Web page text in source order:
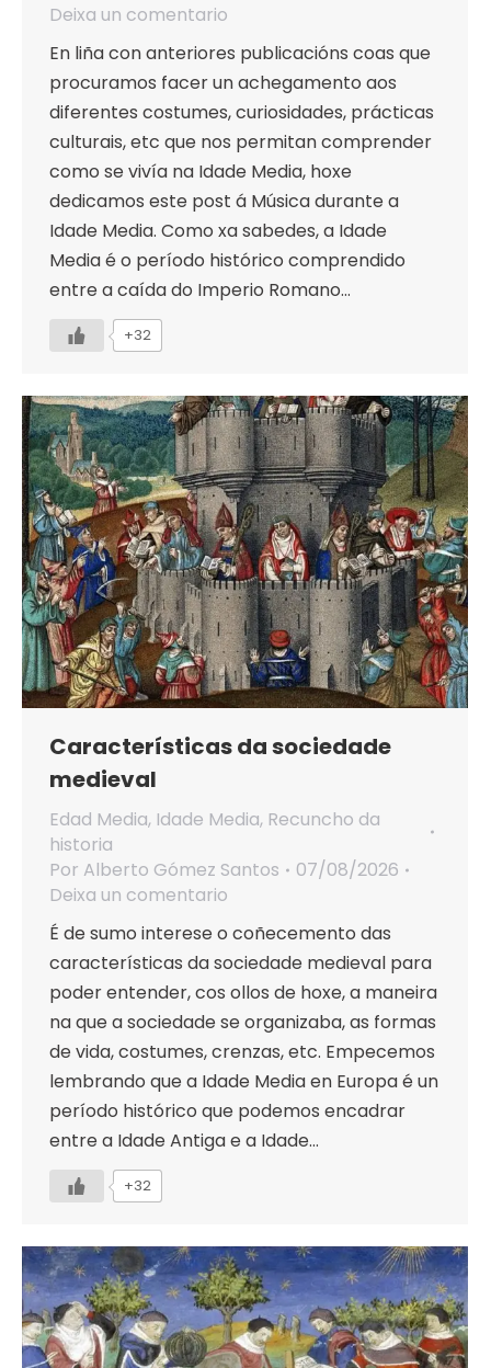
Deixa un comentario
En liña con anteriores publicacións coas que
procuramos facer un achegamento aos
diferentes costumes, curiosidades, prácticas
culturais, etc que nos permitan comprender
como se vivía na Idade Media, hoxe
dedicamos este post á Música durante a
Idade Media. Como xa sabedes, a Idade
Media é o período histórico comprendido
entre a caída do Imperio Romano…
+32
Características da sociedade
medieval
Edad Media, Idade Media, Recuncho da
historia
Por Alberto Gómez Santos
07/08/2026
Deixa un comentario
É de sumo interese o coñecemento das
características da sociedade medieval para
poder entender, cos ollos de hoxe, a maneira
na que a sociedade se organizaba, as formas
de vida, costumes, crenzas, etc. Empecemos
lembrando que a Idade Media en Europa é un
período histórico que podemos encadrar
entre a Idade Antiga e a Idade…
+32